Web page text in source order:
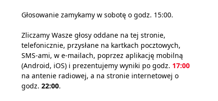
Głosowanie zamykamy w sobotę o godz. 15:00.
Zliczamy Wasze głosy oddane na tej stronie,
telefonicznie, przysłane na kartkach pocztowych,
SMS-ami, w e-mailach, poprzez aplikację mobilną
(Android, iOS) i prezentujemy wyniki po godz. 17:00
na antenie radiowej, a na stronie internetowej o
godz. 22:00.